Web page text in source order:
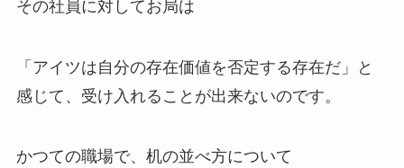
その社員に対してお局は
「アイツは自分の存在価値を否定する存在だ」と
感じて、受け入れることが出来ないのです。
かつての職場で、机の並べ方について